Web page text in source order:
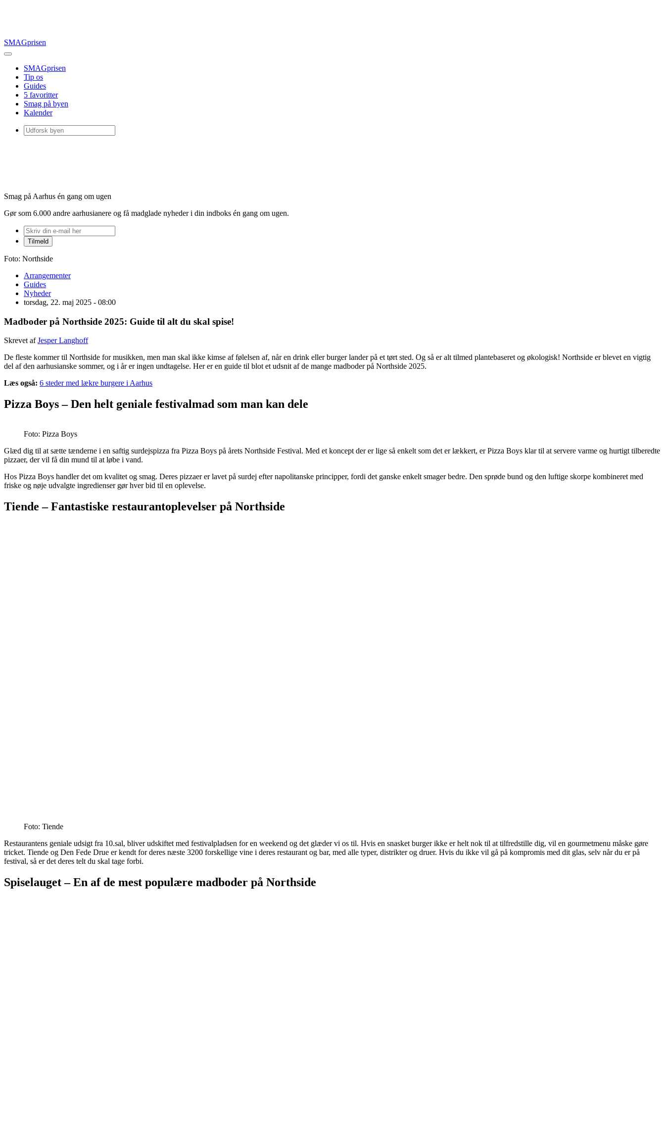
SMAGprisen
SMAGprisen
Tip os
Guides
5 favoritter
Smag på byen
Kalender
Smag på Aarhus én gang om ugen
Gør som 6.000 andre aarhusianere og få madglade nyheder i din indboks én gang om ugen.
Foto: Northside
Arrangementer
Guides
Nyheder
torsdag, 22. maj 2025 - 08:00
Madboder på Northside 2025: Guide til alt du skal spise!
Skrevet afJesper Langhoff
De fleste kommer til Northside for musikken, men man skal ikke kimse af følelsen af, når en drink eller burger lander på et tørt sted. Og så er alt tilmed plantebaseret og økologisk! Northside er blevet en vigtig
del af den aarhusianske sommer, og i år er ingen undtagelse. Her er en guide til blot et udsnit af de mange madboder på Northside 2025.
Læs også: 6 steder med lækre burgere i Aarhus
Pizza Boys – Den helt geniale festivalmad som man kan dele
Foto: Pizza Boys
Glæd dig til at sætte tænderne i en saftig surdejspizza fra Pizza Boys på årets Northside Festival. Med et koncept der er lige så enkelt som det er lækkert, er Pizza Boys klar til at servere varme og hurtigt tilberedte
pizzaer, der vil få din mund til at løbe i vand.
Hos Pizza Boys handler det om kvalitet og smag. Deres pizzaer er lavet på surdej efter napolitanske principper, fordi det ganske enkelt smager bedre. Den sprøde bund og den luftige skorpe kombineret med
friske og nøje udvalgte ingredienser gør hver bid til en oplevelse.
Tiende – Fantastiske restaurantoplevelser på Northside
Foto: Tiende
Restaurantens geniale udsigt fra 10.sal, bliver udskiftet med festivalpladsen for en weekend og det glæder vi os til. Hvis en snasket burger ikke er helt nok til at tilfredstille dig, vil en gourmetmenu måske gøre
tricket. Tiende og Den Fede Drue er kendt for deres næste 3200 forskellige vine i deres restaurant og bar, med alle typer, distrikter og druer. Hvis du ikke vil gå på kompromis med dit glas, selv når du er på
festival, så er det deres telt du skal tage forbi.
Spiselauget – En af de mest populære madboder på Northside